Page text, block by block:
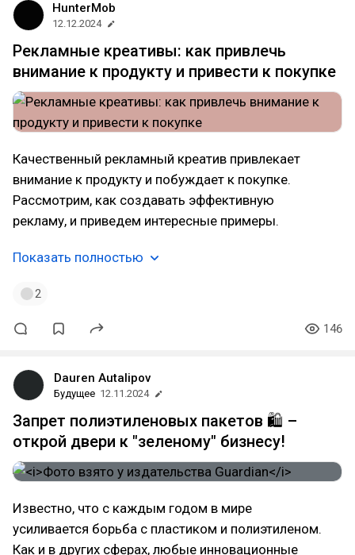
HunterMob
12.12.2024
Рекламные креативы: как привлечь
внимание к продукту и привести к покупке
Качественный рекламный креатив привлекает
внимание к продукту и побуждает к покупке.
Рассмотрим, как создавать эффективную
рекламу, и приведем интересные примеры.
Показать полностью
2
146
Dauren Autalipov
Будущее 12.11.2024
Запрет полиэтиленовых пакетов 🛍️ –
открой двери к "зеленому" бизнесу!
Известно, что с каждым годом в мире
усиливается борьба с пластиком и полиэтиленом.
Как и в других сферах, любые инновационные